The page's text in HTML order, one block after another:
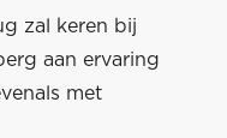
zal keren bij
aan ervaring
met